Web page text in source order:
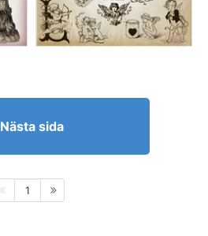
Nästa sida
1